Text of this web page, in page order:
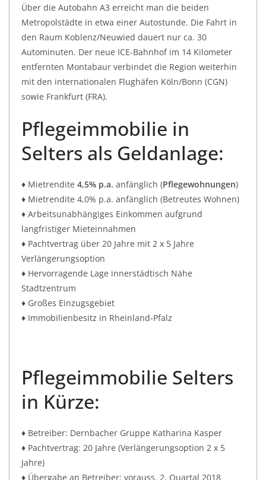
Über die Autobahn A3 erreicht man die beiden
Metropolstädte in etwa einer Autostunde. Die Fahrt in
den Raum Koblenz/Neuwied dauert nur ca. 30
Autominuten. Der neue ICE-Bahnhof im 14 Kilometer
entfernten Montabaur verbindet die Region weiterhin
mit den internationalen Flughäfen Köln/Bonn (CGN)
sowie Frankfurt (FRA).
Pflegeimmobilie in
Selters als Geldanlage:
♦ Mietrendite 4,5% p.a. anfänglich (Pflegewohnungen)
♦ Mietrendite 4,0% p.a. anfänglich (Betreutes Wohnen)
♦ Arbeitsunabhängiges Einkommen aufgrund
langfristiger Mieteinnahmen
♦ Pachtvertrag über 20 Jahre mit 2 x 5 Jahre
Verlängerungsoption
♦ Hervorragende Lage innerstädtisch Nähe
Stadtzentrum
♦ Großes Einzugsgebiet
♦ Immobilienbesitz in Rheinland-Pfalz
Pflegeimmobilie Selters
in Kürze:
♦ Betreiber: Dernbacher Gruppe Katharina Kasper
♦ Pachtvertrag: 20 Jahre (Verlängerungsoption 2 x 5
Jahre)
♦ Übergabe an Betreiber: vorauss. 2. Quartal 2018